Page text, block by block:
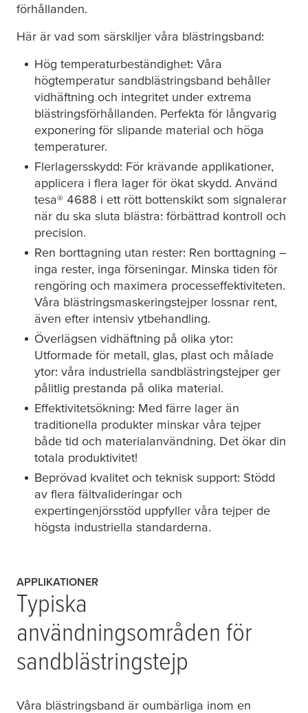
förhållanden.
Här är vad som särskiljer våra blästringsband:
Hög temperaturbeständighet: Våra
högtemperatur sandblästringsband behåller
vidhäftning och integritet under extrema
blästringsförhållanden. Perfekta för långvarig
exponering för slipande material och höga
temperaturer.
Flerlagersskydd: För krävande applikationer,
applicera i flera lager för ökat skydd. Använd
tesa® 4688 i ett rött bottenskikt som signalerar
när du ska sluta blästra: förbättrad kontroll och
precision.
Ren borttagning utan rester: Ren borttagning –
inga rester, inga förseningar. Minska tiden för
rengöring och maximera processeffektiviteten.
Våra blästringsmaskeringstejper lossnar rent,
även efter intensiv ytbehandling.
Överlägsen vidhäftning på olika ytor:
Utformade för metall, glas, plast och målade
ytor: våra industriella sandblästringstejper ger
pålitlig prestanda på olika material.
Effektivitetsökning: Med färre lager än
traditionella produkter minskar våra tejper
både tid och materialanvändning. Det ökar din
totala produktivitet!
Beprövad kvalitet och teknisk support: Stödd
av flera fältvalideringar och
expertingenjörsstöd uppfyller våra tejper de
högsta industriella standarderna.
APPLIKATIONER
Typiska
användningsområden för
sandblästringstejp
Våra blästringsband är oumbärliga inom en